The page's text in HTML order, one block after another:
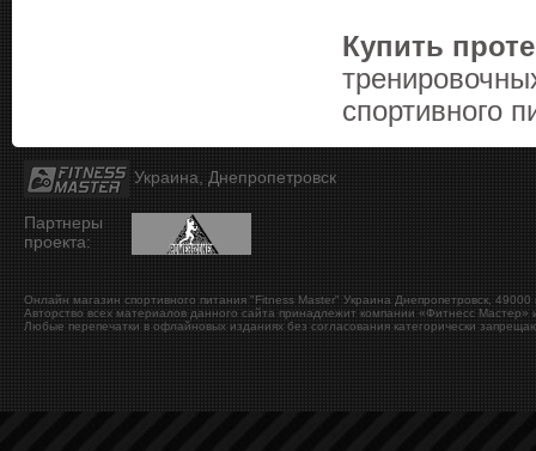
Купить
спортивного
Украина, Днепропетровск
Партнеры
проекта:
Онлайн магазин спортивного питания "Fitness Master" Украина Днепропетровск, 49000
Авторство всех материалов данного сайта принадлежит компании «Фитнесс Мастер»
Любые перепечатки в офлайновых изданиях без согласования категорически